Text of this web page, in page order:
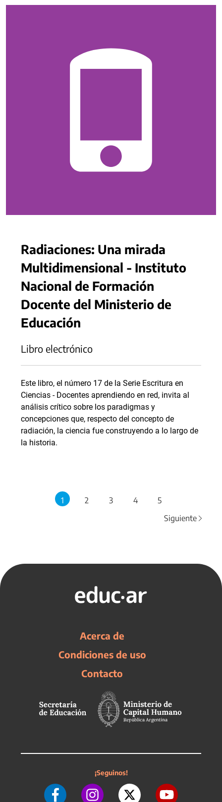
Radiaciones: Una mirada
Multidimensional - Instituto
Nacional de Formación
Docente del Ministerio de
Educación
Libro electrónico
Este libro, el número 17 de la Serie Escritura en
Ciencias - Docentes aprendiendo en red, invita al
análisis crítico sobre los paradigmas y
concepciones que, respecto del concepto de
radiación, la ciencia fue construyendo a lo largo de
la historia.
1 2 3 4
5
Siguiente
Acerca de
Condiciones de uso
Contacto
¡Seguinos!